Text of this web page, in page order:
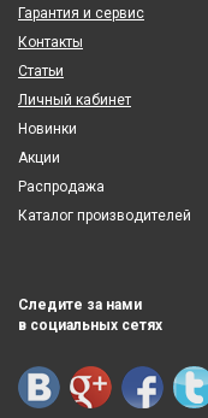
Гарантия и сервис
Контакты
Статьи
Личный кабинет
Новинки
Акции
Распродажа
Каталог производителей
Следите за нами
в социальных сетях